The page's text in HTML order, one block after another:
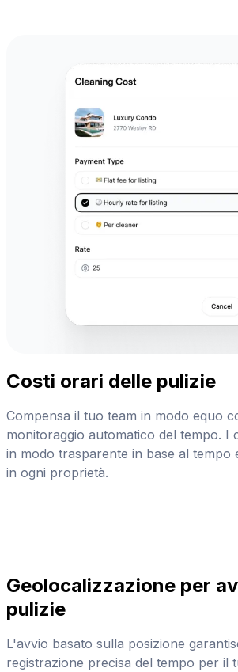
Costi orari delle pulizie
Compensa il tuo team in modo equo
monitoraggio automatico del tempo. I
in modo trasparente in base al tempo
in ogni proprietà.
Geolocalizzazione per
pulizie
L'avvio basato sulla posizione
registrazione precisa del tempo per il